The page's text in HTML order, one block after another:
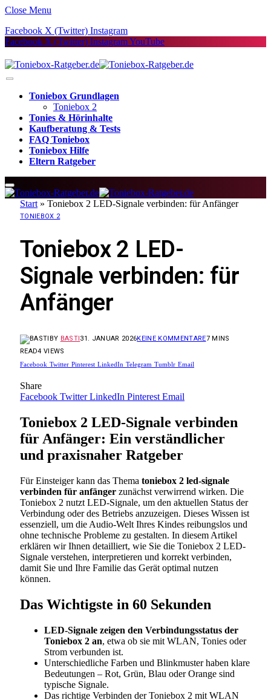
Close Menu
Facebook X (Twitter) Instagram
Facebook X (Twitter) InstagramYouTube
Toniebox Grundlagen
Toniebox 2
Tonies & Hörinhalte
Kaufberatung & Tests
FAQ Toniebox
Toniebox Hilfe
Eltern Ratgeber
Start » Toniebox 2 LED-Signale verbinden: für Anfänger
TONIEBOX 2
Toniebox 2 LED-
Signale verbinden: für
Anfänger
BY BASTI31. JANUAR 2026KEINE KOMMENTARE7 MINS
READ4 VIEWS
Facebook Twitter Pinterest LinkedIn Telegram Tumblr Email
Share
Facebook Twitter LinkedIn Pinterest Email
Toniebox 2 LED-Signale verbinden
für Anfänger: Ein verständlicher
und praxisnaher Ratgeber
Für Einsteiger kann das Thema toniebox 2 led-signale
verbinden für anfänger zunächst verwirrend wirken. Die
Toniebox 2 nutzt LED-Signale, um den aktuellen Status der
Verbindung oder des Betriebs anzuzeigen. Dieses Wissen ist
essenziell, um die Audio-Welt Ihres Kindes reibungslos und
ohne technische Probleme zu gestalten. In diesem Artikel
erklären wir Ihnen detailliert, wie Sie die Toniebox 2 LED-
Signale verstehen, interpretieren und korrekt verbinden,
damit Sie und Ihre Familie das Gerät optimal nutzen
können.
Das Wichtigste in 60 Sekunden
LED-Signale zeigen den Verbindungsstatus der
Toniebox 2 an, etwa ob sie mit WLAN, Tonies oder
Strom verbunden ist.
Unterschiedliche Farben und Blinkmuster haben klare
Bedeutungen – Rot, Grün, Blau oder Orange sind
typische Signale.
Das richtige Verbinden der Toniebox 2 mit WLAN